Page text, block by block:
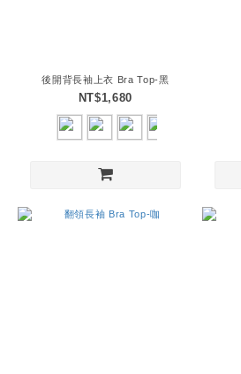
後開背長袖上衣 Bra Top-黑
NT$1,680